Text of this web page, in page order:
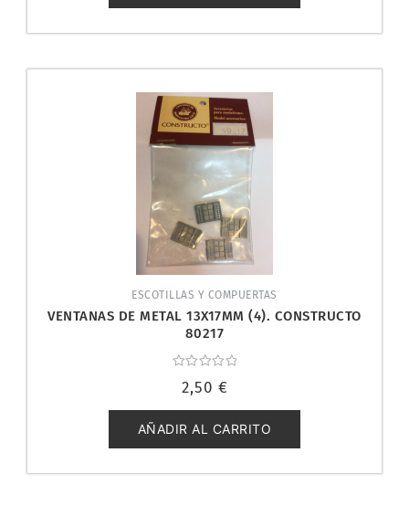
ESCOTILLAS Y COMPUERTAS
VENTANAS DE METAL 13X17MM (4). CONSTRUCTO
80217
con
de
5
2,50 €
AÑADIR AL CARRITO